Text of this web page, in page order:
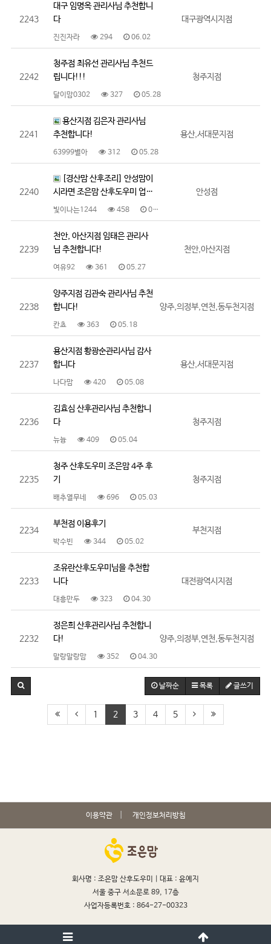
2243
대구 임명옥 관리사님 추천합니
다
진진자라 294 06.02
대구광역시지점
2242
청주점 최유선 관리사님 추천드
립니다!!!
달이맘0302 327 05.28
청주지점
2241
용산지점 김은자 관리사님
추천합니다!
63999별아 312 05.28
용산,서대문지점
2240
[경산맘 산후조리] 안성맘이
시라면 조은맘 산후도우미 업…
빛이나는1244 458 05.28
안성점
2239
천안, 아산지점 임태은 관리사
님 추천합니다!
여유92 361 05.27
천안,아산지점
2238
양주지점 김관숙 관리사님 추천
합니다!
칸쵸 363 05.18
양주,의정부,연천,동두천지점
2237
용산지점 황광순관리사님 감사
합니다
나다맘 420 05.08
용산,서대문지점
2236
김효심 산후관리사님 추천합니
다
뉴늉 409 05.04
청주지점
2235
청주 산후도우미 조은맘 4주 후
기
배추열무네 696 05.03
청주지점
2234
부천점 이용후기
박수빈 344 05.02
부천지점
2233
조유란산후도우미님을 추천합
니다
대흥만두 323 04.30
대전광역시지점
2232
정은희 산후관리사님 추천합니
다!
말랑말랑맘 352 04.30
양주,의정부,연천,동두천지점
날짜순 목록 글쓰기
1 2 3 4 5
이용약관 개인정보처리방침
회사명 : 조은맘 산후도우미 | 대표 : 윤예지
서울 중구 서소문로 89, 17층
사업자등록번호 : 864-27-00323